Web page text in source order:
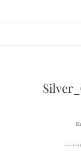
to